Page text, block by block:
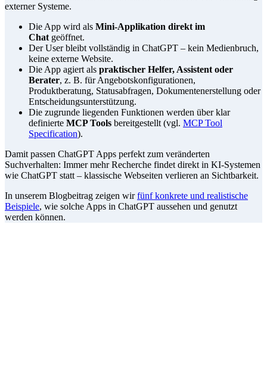
externer Systeme.
Die App wird als Mini-Applikation direkt im
Chat geöffnet.
Der User bleibt vollständig in ChatGPT – kein Medienbruch,
keine externe Website.
Die App agiert als praktischer Helfer, Assistent oder
Berater, z. B. für Angebotskonfigurationen,
Produktberatung, Statusabfragen, Dokumentenerstellung oder
Entscheidungsunterstützung.
Die zugrunde liegenden Funktionen werden über klar
definierte MCP Tools bereitgestellt (vgl. MCP Tool
Specification).
Damit passen ChatGPT Apps perfekt zum veränderten
Suchverhalten: Immer mehr Recherche findet direkt in KI-Systemen
wie ChatGPT statt – klassische Webseiten verlieren an Sichtbarkeit.
In unserem Blogbeitrag zeigen wirfünf konkrete und realistische
Beispiele, wie solche Apps in ChatGPT aussehen und genutzt
werden können.